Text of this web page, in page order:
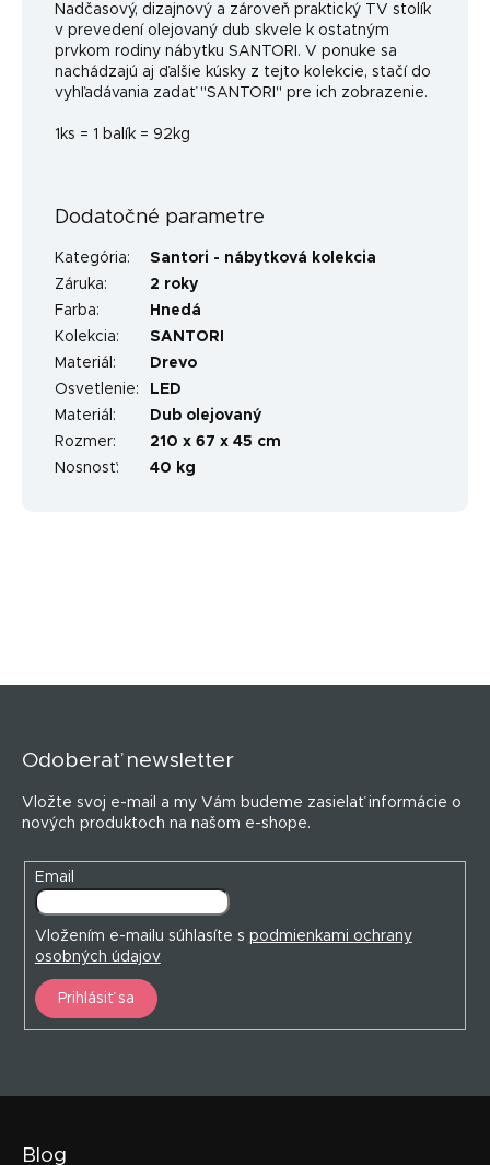
Nadčasový, dizajnový a zároveň praktický TV stolík
v prevedení olejovaný dub skvele k ostatným
prvkom rodiny nábytku SANTORI. V ponuke sa
nachádzajú aj ďalšie kúsky z tejto kolekcie, stačí do
vyhľadávania zadať "SANTORI" pre ich zobrazenie.
1ks = 1 balík = 92kg
Dodatočné parametre
Kategória:
Santori - nábytková kolekcia
Záruka:
2 roky
Farba:
Hnedá
Kolekcia:
SANTORI
Materiál :
Drevo
Osvetlenie:
LED
Materiál :
Dub olejovaný
Rozmer:
210 x 67 x 45 cm
Nosnosť: 40 kg
Odoberať newsletter
Vložte svoj e-mail a my Vám budeme zasielať informácie o
nových produktoch na našom e-shope.
Email
Vložením e-mailu súhlasíte s podmienkami ochrany
osobných údajov
Prihlásiť sa
Blog